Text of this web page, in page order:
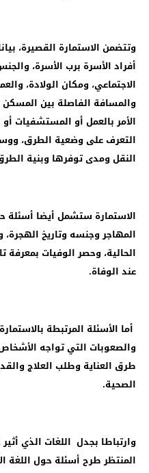
وتتضمن الاستمارة القصيرة،
أفراد الأسرة برب الأسرة،
الاجتماعي، ومكان الولادة،
والمسافة الفاصلة بين
الأمر بالعمل أو المستشفيات
التعرف على وضعية الطرق،
النقل ومدى توفرها وبنية
الاستمارة ستشمل أيضا
المهاجر وجنسه وتاريخ الهجرة،
الحالية، وحصر الوفيات
عند الوفاة.
أما الأسئلة المرتبطة
والصعوبات التي تواجه
طرق العناية وطلب العلاج
الصحية.
وارتباطا بجدل اللغات الذي
المنتظر طرح أسئلة حول اللغة